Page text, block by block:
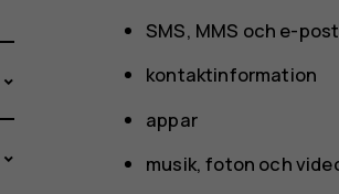
SMS, MMS och e-
kontaktinformation
appar
musik, foton och